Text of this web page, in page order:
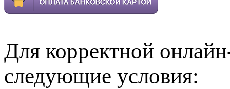
Для корректной
следующие условия: